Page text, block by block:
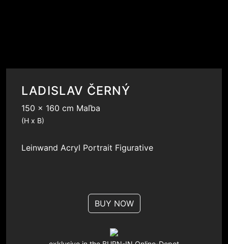
LADISLAV ČERNÝ
150 x 160 cm Maľba
(H x B)
Leinwand Acryl Portrait Figurative
BUY NOW